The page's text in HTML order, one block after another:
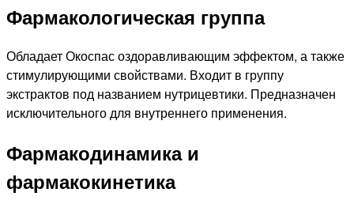
Фармакологическая группа
Обладает Окоспас оздоравливающим эффектом, а также
стимулирующими свойствами. Входит в группу
экстрактов под названием нутрицевтики. Предназначен
исключительного для внутреннего применения.
Фармакодинамика и
фармакокинетика